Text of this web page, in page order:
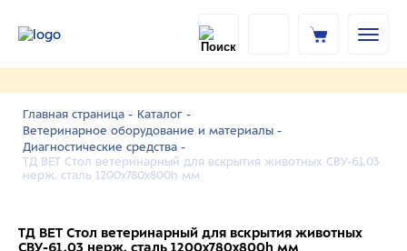
Главная страница - Каталог -
Ветеринарное оборудование и материалы -
Диагностические средства -
ТД ВЕТ Стол ветеринарный для вскрытия животных СВУ-61.03
нерж. сталь 1200x780x800h мм
ТД ВЕТ Стол ветеринарный для вскрытия животных
СВУ-61.03 нерж. сталь 1200x780x800h мм